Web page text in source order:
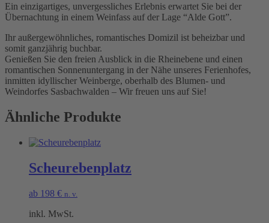
Ein einzigartiges, unvergessliches Erlebnis erwartet Sie bei der
Übernachtung in einem Weinfass auf der Lage “Alde Gott”.
Ihr außergewöhnliches, romantisches Domizil ist beheizbar und
somit ganzjährig buchbar.
Genießen Sie den freien Ausblick in die Rheinebene und einen
romantischen Sonnenuntergang in der Nähe unseres Ferienhofes,
inmitten idyllischer Weinberge, oberhalb des Blumen- und
Weindorfes Sasbachwalden – Wir freuen uns auf Sie!
Ähnliche Produkte
Scheurebenplatz
ab 198 € n. v.
inkl. MwSt.